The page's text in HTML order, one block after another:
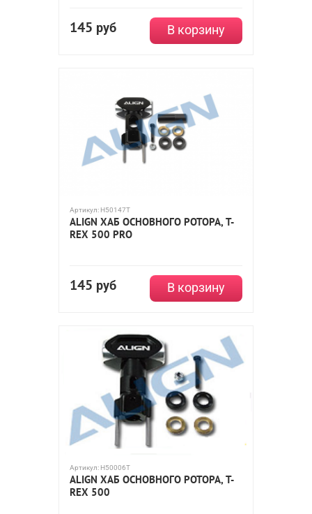
145 руб В корзину
Артикул: H50147T
ALIGN ХАБ ОСНОВНОГО РОТОРА, T-
REX 500 PRO
145 руб В корзину
Артикул: H50006T
ALIGN ХАБ ОСНОВНОГО РОТОРА, T-
REX 500